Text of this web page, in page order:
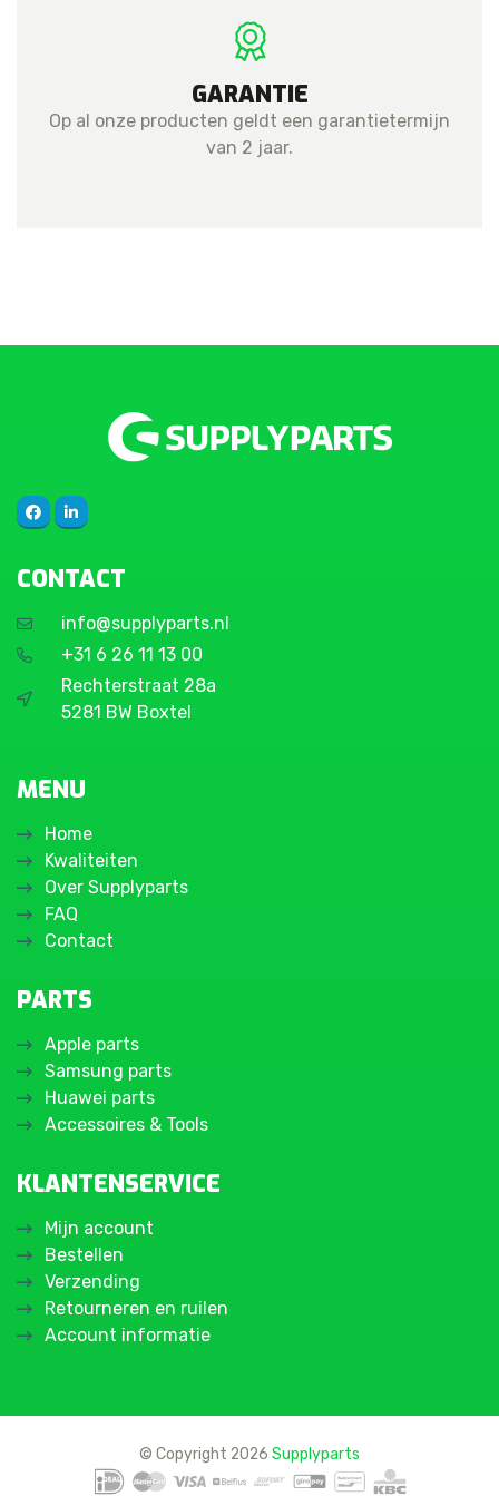
GARANTIE
Op al onze producten geldt een garantietermijn
van 2 jaar.
CONTACT
info@supplyparts.nl
+31 6 26 11 13 00
Rechterstraat 28a
5281 BW Boxtel
MENU
Home
Kwaliteiten
Over Supplyparts
FAQ
Contact
PARTS
Apple parts
Samsung parts
Huawei parts
Accessoires & Tools
KLANTENSERVICE
Mijn account
Bestellen
Verzending
Retourneren en ruilen
Account informatie
© Copyright 2026 Supplyparts